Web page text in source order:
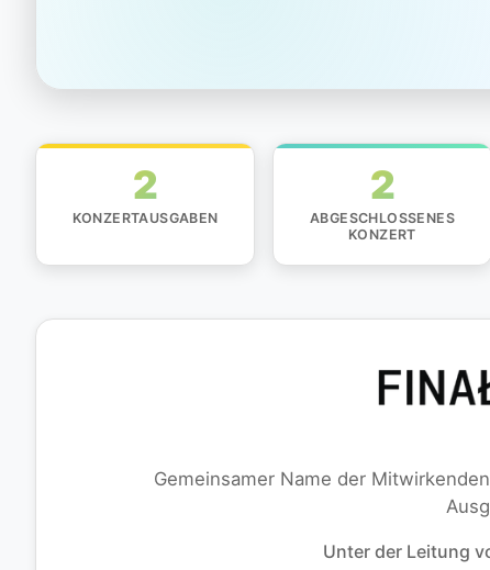
2
KONZERTAUSGABEN
2
ABGESCHLOSSENES
KONZERT
Finałowy Cast
Gemeinsamer Name der
Unter der Leitung